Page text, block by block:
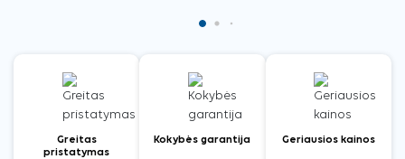
Greitas
pristatymas
Kokybės garantija Geriausios kainos